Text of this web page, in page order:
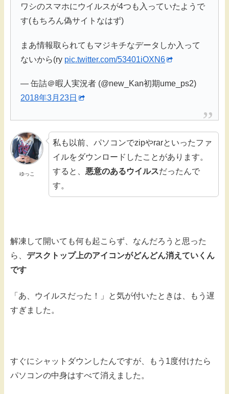
ワシのスマホにウイルスが4つも入っていたようで
す(もちろん偽サイトなはず)
まあ情報取られてもマジキチなデータしか入って
ないから(ry pic.twitter.com/53401iOXN6
— 缶詰＠暇人実況者 (@new_Kan初期ume_ps2)
2018年3月23日
ゆっこ
私も以前、パソコンでzipやrarといったファ
イルをダウンロードしたことがあります。
すると、 悪意のあるウイルスだったんで
す。
解凍して開いても何も起こらず、なんだろうと思った
ら、 デスクトップ上のアイコンがどんどん消えていくん
です
「あ、ウイルスだった！」と気が付いたときは、もう遅
すぎました。
すぐにシャットダウンしたんですが、もう1度付けたら
パソコンの中身はすべて消えました。